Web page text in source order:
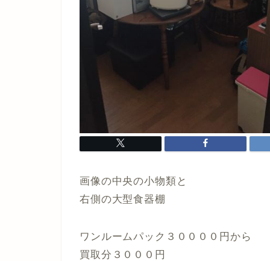
画像の中央の小物類と
右側の大型食器棚
ワンルームパック３００００円から
買取分３０００円